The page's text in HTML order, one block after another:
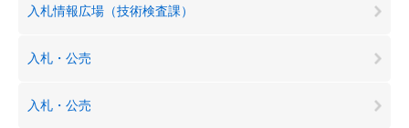
入札情報広場（技術検査課）
入札・公売
入札・公売